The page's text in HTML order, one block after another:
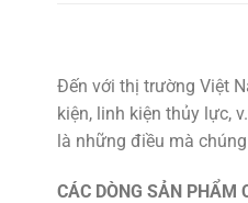
Đến với thị trường Việt
kiện, linh kiện thủy lực,
là những điều mà
CÁC DÒNG SẢN PHẨM